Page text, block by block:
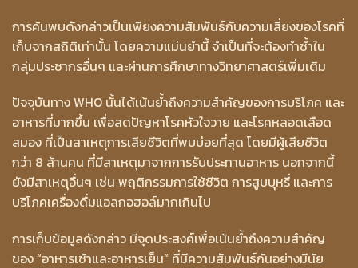
การค้นพบดังกล่าวเป็นเพียงความสัมพันธ์กับความเสี่ยงของโรคที่
เก็บจากสถิติเท่านั้น โดยความแม่นยำนี้ จำเป็นที่จะต้องทำซ้ำใน
กลุ่มประชากรอื่นๆ และผ่านการศึกษาทางวิทยาศาสตร์เพิ่มเติม
ปัจจุบันทาง WHO นั้นได้เน้นย้ำถึงความสำคัญของการบริโภค และ
อาหารที่มากขึ้น เพื่อลดปัญหาโรคหัวใจวาย และโรคหลอดเลือด
สมอง ที่เป็นสาเหตุการเสียชีวิตที่พบบ่อยที่สุด โดยมีผู้เสียชีวิต
กว่า 8 ล้านคน ที่มีสาเหตุมาจากการรับประทานอาหาร นอกจากนี้
ยังมีสาเหตุอื่นๆ เช่น พฤติกรรมการใช้ชีวิต การสูบบุหรี่ และการ
บริโภคเครื่องดื่มแอลกอฮอล์มากเกินไป
การเก็บข้อมูลดังกล่าว มีจุดประสงค์เพื่อเน้นย้ำถึงความสำคัญ
ของ “อาหารเช้าและอาหารเย็น” ที่มีความสัมพันธ์กันอย่างมีนัย